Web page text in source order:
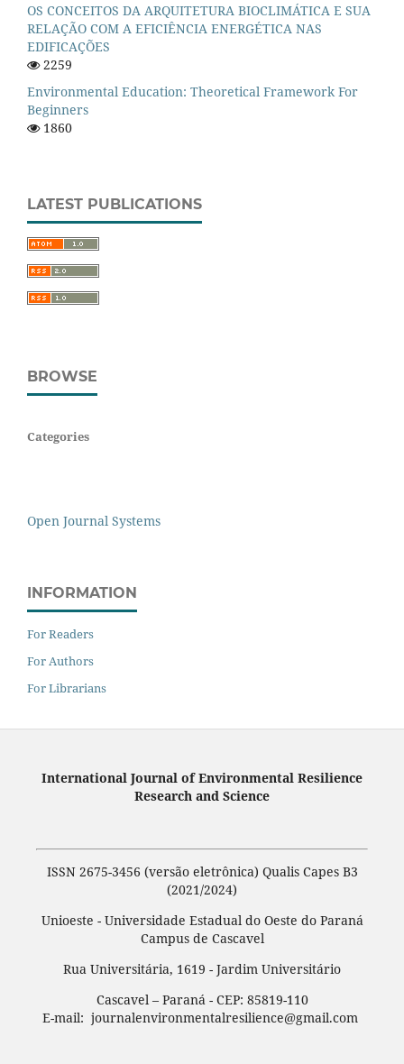
OS CONCEITOS DA ARQUITETURA BIOCLIMÁTICA E SUA
RELAÇÃO COM A EFICIÊNCIA ENERGÉTICA NAS
EDIFICAÇÕES
2259
Environmental Education: Theoretical Framework For
Beginners
1860
LATEST PUBLICATIONS
BROWSE
Categories
Open Journal Systems
INFORMATION
For Readers
For Authors
For Librarians
International Journal of Environmental Resilience
Research and Science
ISSN 2675-3456 (versão eletrônica) Qualis Capes B3
(2021/2024)
Unioeste - Universidade Estadual do Oeste do Paraná
Campus de Cascavel
Rua Universitária, 1619 - Jardim Universitário
Cascavel – Paraná - CEP: 85819-110
E-mail: journalenvironmentalresilience@gmail.com